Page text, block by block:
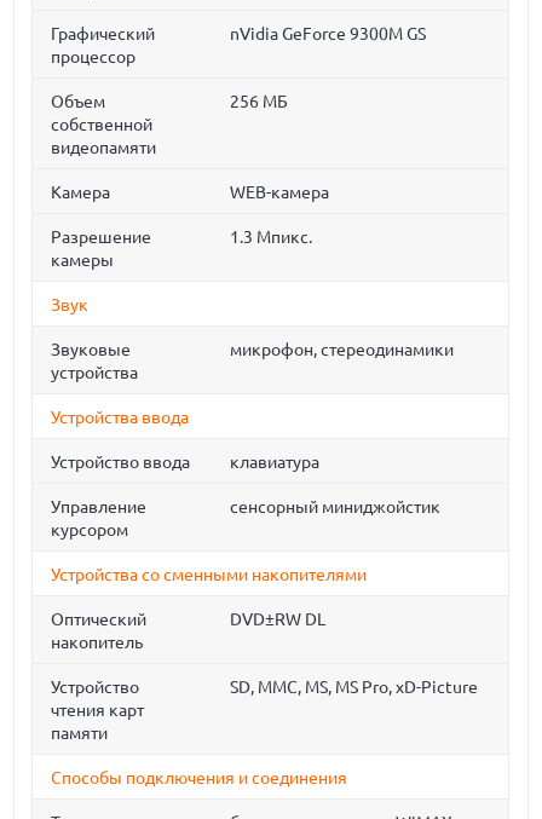
Графический
процессор
nVidia GeForce 9300M GS
Объем
собственной
видеопамяти
256 МБ
Камера WEB-камера
Разрешение
камеры
1.3 Мпикс.
Звук
Звуковые
устройства
микрофон, стереодинамики
Устройства ввода
Устройство ввода клавиатура
Управление
курсором
сенсорный миниджойстик
Устройства со сменными накопителями
Оптический
накопитель
DVD±RW DL
Устройство
чтения карт
памяти
SD, MMC, MS, MS Pro, xD-Picture
Способы подключения и соединения